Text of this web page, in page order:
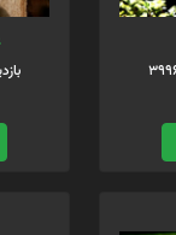
بازدید: 280 -